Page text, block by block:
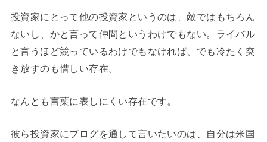
投資家にとって他の投資家というのは、敵ではもちろん
ないし、かと言って仲間というわけでもない。ライバル
と言うほど競っているわけでもなければ、でも冷たく突
き放すのも惜しい存在。
なんとも言葉に表しにくい存在です。
彼ら投資家にブログを通して言いたいのは、自分は米国